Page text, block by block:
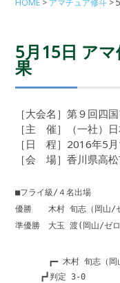
HOME アマチュア修斗
5月15日 ア
果
［大会名］第９回四
［主 催］（一社）
［日 程］2016年5
［会 場］香川県高
■フライ級/４名出場
優勝 木村 旬志（岡山/
準優勝 大玉 渡(岡山/ゼ
┏━ 木村 旬志（岡山/
┏┛判定 3-0